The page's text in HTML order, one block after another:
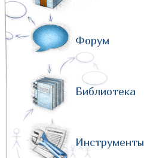
Форум
Библиотека
Инструменты